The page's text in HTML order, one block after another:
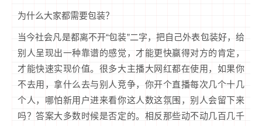
为什么大家都需要包装？
当今社会凡是都离不开“包装”二字，把自己外表包装好，给
别人呈现出一种靠谱的感觉，才能更快赢得对方的肯定，
才能快速实现价值。很多大主播大网红都在使用，如果你
不去用，拿什么去与别人竞争，你开个直播每次几个十几
个人，哪怕新用户进来看你这人数这氛围，别人会留下来
吗？答案大多数时候是否定的。相反那些动不动几百几千